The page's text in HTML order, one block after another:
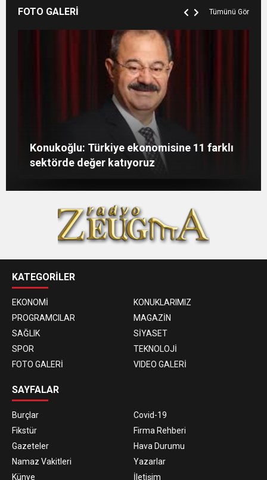
FOTO GALERİ Tümünü Gör
Havuz hijyeninin de büyük önem taşır
Konukoğlu: Türkiye ekonomisine 11 farklı
sektörde değer katıyoruz
Gaziantep’te öğretmenler günü çiçeklerle
GAÜN’de gri kod tatbikatı gerçeği
aratmadı
KATEGORİLER
EKONOMİ
KONUKLARIMIZ
PROGRAMCILAR
MAGAZİN
SAĞLIK
SİYASET
SPOR
TEKNOLOJİ
FOTO GALERİ
VIDEO GALERİ
SAYFALAR
Burçlar
Covid-19
Fikstür
Firma Rehberi
Gazeteler
Hava Durumu
Namaz Vakitleri
Yazarlar
Künye
İletişim